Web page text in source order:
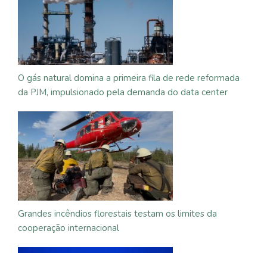
O gás natural domina a primeira fila de rede reformada
da PJM, impulsionado pela demanda do data center
Grandes incêndios florestais testam os limites da
cooperação internacional